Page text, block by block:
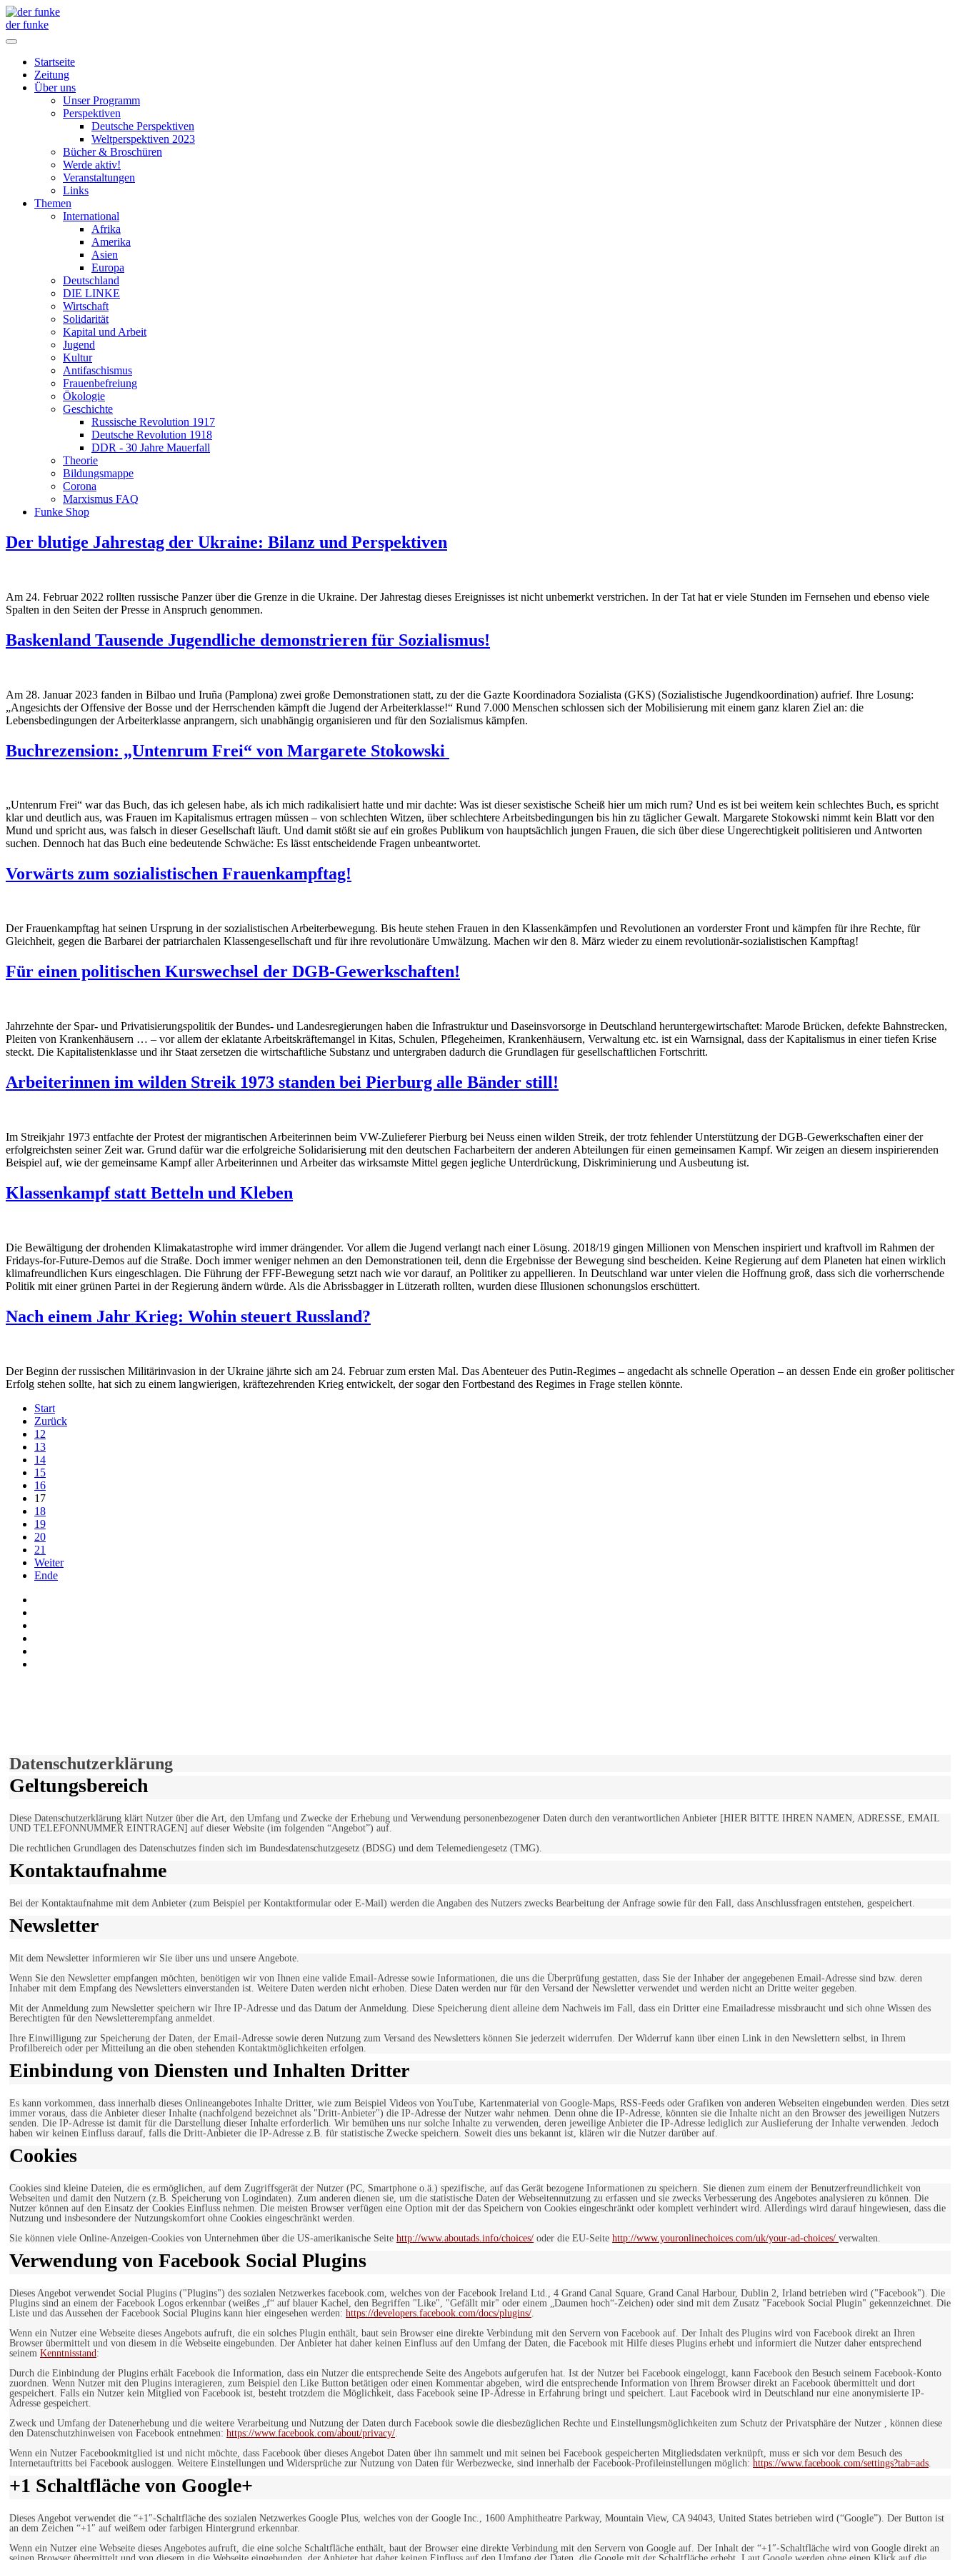
der funke
Startseite
Zeitung
Über uns
Unser Programm
Perspektiven
Deutsche Perspektiven
Weltperspektiven 2023
Bücher & Broschüren
Werde aktiv!
Veranstaltungen
Links
Themen
International
Afrika
Amerika
Asien
Europa
Deutschland
DIE LINKE
Wirtschaft
Solidarität
Kapital und Arbeit
Jugend
Kultur
Antifaschismus
Frauenbefreiung
Ökologie
Geschichte
Russische Revolution 1917
Deutsche Revolution 1918
DDR - 30 Jahre Mauerfall
Theorie
Bildungsmappe
Corona
Marxismus FAQ
Funke Shop
Der blutige Jahrestag der Ukraine: Bilanz und Perspektiven
Am 24. Februar 2022 rollten russische Panzer über die Grenze in die Ukraine. Der Jahrestag dieses Ereignisses ist nicht unbemerkt verstrichen. In der Tat hat er viele Stunden im Fernsehen und ebenso viele
Spalten in den Seiten der Presse in Anspruch genommen.
Baskenland Tausende Jugendliche demonstrieren für Sozialismus!
Am 28. Januar 2023 fanden in Bilbao und Iruña (Pamplona) zwei große Demonstrationen statt, zu der die Gazte Koordinadora Sozialista (GKS) (Sozialistische Jugendkoordination) aufrief. Ihre Losung:
„Angesichts der Offensive der Bosse und der Herrschenden kämpft die Jugend der Arbeiterklasse!“ Rund 7.000 Menschen schlossen sich der Mobilisierung mit einem ganz klaren Ziel an: die
Lebensbedingungen der Arbeiterklasse anprangern, sich unabhängig organisieren und für den Sozialismus kämpfen.
Buchrezension: „Untenrum Frei“ von Margarete Stokowski
„Untenrum Frei“ war das Buch, das ich gelesen habe, als ich mich radikalisiert hatte und mir dachte: Was ist dieser sexistische Scheiß hier um mich rum? Und es ist bei weitem kein schlechtes Buch, es spricht
klar und deutlich aus, was Frauen im Kapitalismus ertragen müssen – von schlechten Witzen, über schlechtere Arbeitsbedingungen bis hin zu täglicher Gewalt. Margarete Stokowski nimmt kein Blatt vor den
Mund und spricht aus, was falsch in dieser Gesellschaft läuft. Und damit stößt sie auf ein großes Publikum von hauptsächlich jungen Frauen, die sich über diese Ungerechtigkeit politisieren und Antworten
suchen. Dennoch hat das Buch eine bedeutende Schwäche: Es lässt entscheidende Fragen unbeantwortet.
Vorwärts zum sozialistischen Frauenkampftag!
Der Frauenkampftag hat seinen Ursprung in der sozialistischen Arbeiterbewegung. Bis heute stehen Frauen in den Klassenkämpfen und Revolutionen an vorderster Front und kämpfen für ihre Rechte, für
Gleichheit, gegen die Barbarei der patriarchalen Klassengesellschaft und für ihre revolutionäre Umwälzung. Machen wir den 8. März wieder zu einem revolutionär-sozialistischen Kampftag!
Für einen politischen Kurswechsel der DGB-Gewerkschaften!
Jahrzehnte der Spar- und Privatisierungspolitik der Bundes- und Landesregierungen haben die Infrastruktur und Daseinsvorsorge in Deutschland heruntergewirtschaftet: Marode Brücken, defekte Bahnstrecken,
Pleiten von Krankenhäusern … – vor allem der eklatante Arbeitskräftemangel in Kitas, Schulen, Pflegeheimen, Krankenhäusern, Verwaltung etc. ist ein Warnsignal, dass der Kapitalismus in einer tiefen Krise
steckt. Die Kapitalistenklasse und ihr Staat zersetzen die wirtschaftliche Substanz und untergraben dadurch die Grundlagen für gesellschaftlichen Fortschritt.
Arbeiterinnen im wilden Streik 1973 standen bei Pierburg alle Bänder still!
Im Streikjahr 1973 entfachte der Protest der migrantischen Arbeiterinnen beim VW-Zulieferer Pierburg bei Neuss einen wilden Streik, der trotz fehlender Unterstützung der DGB-Gewerkschaften einer der
erfolgreichsten seiner Zeit war. Grund dafür war die erfolgreiche Solidarisierung mit den deutschen Facharbeitern der anderen Abteilungen für einen gemeinsamen Kampf. Wir zeigen an diesem inspirierenden
Beispiel auf, wie der gemeinsame Kampf aller Arbeiterinnen und Arbeiter das wirksamste Mittel gegen jegliche Unterdrückung, Diskriminierung und Ausbeutung ist.
Klassenkampf statt Betteln und Kleben
Die Bewältigung der drohenden Klimakatastrophe wird immer drängender. Vor allem die Jugend verlangt nach einer Lösung. 2018/19 gingen Millionen von Menschen inspiriert und kraftvoll im Rahmen der
Fridays-for-Future-Demos auf die Straße. Doch immer weniger nehmen an den Demonstrationen teil, denn die Ergebnisse der Bewegung sind bescheiden. Keine Regierung auf dem Planeten hat einen wirklich
klimafreundlichen Kurs eingeschlagen. Die Führung der FFF-Bewegung setzt nach wie vor darauf, an Politiker zu appellieren. In Deutschland war unter vielen die Hoffnung groß, dass sich die vorherrschende
Politik mit einer grünen Partei in der Regierung ändern würde. Als die Abrissbagger in Lützerath rollten, wurden diese Illusionen schonungslos erschüttert.
Nach einem Jahr Krieg: Wohin steuert Russland?
Der Beginn der russischen Militärinvasion in der Ukraine jährte sich am 24. Februar zum ersten Mal. Das Abenteuer des Putin-Regimes – angedacht als schnelle Operation – an dessen Ende ein großer politischer
Erfolg stehen sollte, hat sich zu einem langwierigen, kräftezehrenden Krieg entwickelt, der sogar den Fortbestand des Regimes in Frage stellen könnte.
Start
Zurück
12
13
14
15
16
17
18
19
20
21
Weiter
Ende
Datenschutzerklärung
Geltungsbereich
Diese Datenschutzerklärung klärt Nutzer über die Art, den Umfang und Zwecke der Erhebung und Verwendung personenbezogener Daten durch den verantwortlichen Anbieter [HIER BITTE IHREN NAMEN, ADRESSE, EMAIL
UND TELEFONNUMMER EINTRAGEN] auf dieser Website (im folgenden “Angebot”) auf.
Die rechtlichen Grundlagen des Datenschutzes finden sich im Bundesdatenschutzgesetz (BDSG) und dem Telemediengesetz (TMG).
Kontaktaufnahme
Bei der Kontaktaufnahme mit dem Anbieter (zum Beispiel per Kontaktformular oder E-Mail) werden die Angaben des Nutzers zwecks Bearbeitung der Anfrage sowie für den Fall, dass Anschlussfragen entstehen, gespeichert.
Newsletter
Mit dem Newsletter informieren wir Sie über uns und unsere Angebote.
Wenn Sie den Newsletter empfangen möchten, benötigen wir von Ihnen eine valide Email-Adresse sowie Informationen, die uns die Überprüfung gestatten, dass Sie der Inhaber der angegebenen Email-Adresse sind bzw. deren
Inhaber mit dem Empfang des Newsletters einverstanden ist. Weitere Daten werden nicht erhoben. Diese Daten werden nur für den Versand der Newsletter verwendet und werden nicht an Dritte weiter gegeben.
Mit der Anmeldung zum Newsletter speichern wir Ihre IP-Adresse und das Datum der Anmeldung. Diese Speicherung dient alleine dem Nachweis im Fall, dass ein Dritter eine Emailadresse missbraucht und sich ohne Wissen des
Berechtigten für den Newsletterempfang anmeldet.
Ihre Einwilligung zur Speicherung der Daten, der Email-Adresse sowie deren Nutzung zum Versand des Newsletters können Sie jederzeit widerrufen. Der Widerruf kann über einen Link in den Newslettern selbst, in Ihrem
Profilbereich oder per Mitteilung an die oben stehenden Kontaktmöglichkeiten erfolgen.
Einbindung von Diensten und Inhalten Dritter
Es kann vorkommen, dass innerhalb dieses Onlineangebotes Inhalte Dritter, wie zum Beispiel Videos von YouTube, Kartenmaterial von Google-Maps, RSS-Feeds oder Grafiken von anderen Webseiten eingebunden werden. Dies setzt
immer voraus, dass die Anbieter dieser Inhalte (nachfolgend bezeichnet als "Dritt-Anbieter") die IP-Adresse der Nutzer wahr nehmen. Denn ohne die IP-Adresse, könnten sie die Inhalte nicht an den Browser des jeweiligen Nutzers
senden. Die IP-Adresse ist damit für die Darstellung dieser Inhalte erforderlich. Wir bemühen uns nur solche Inhalte zu verwenden, deren jeweilige Anbieter die IP-Adresse lediglich zur Auslieferung der Inhalte verwenden. Jedoch
haben wir keinen Einfluss darauf, falls die Dritt-Anbieter die IP-Adresse z.B. für statistische Zwecke speichern. Soweit dies uns bekannt ist, klären wir die Nutzer darüber auf.
Cookies
Cookies sind kleine Dateien, die es ermöglichen, auf dem Zugriffsgerät der Nutzer (PC, Smartphone o.ä.) spezifische, auf das Gerät bezogene Informationen zu speichern. Sie dienen zum einem der Benutzerfreundlichkeit von
Webseiten und damit den Nutzern (z.B. Speicherung von Logindaten). Zum anderen dienen sie, um die statistische Daten der Webseitennutzung zu erfassen und sie zwecks Verbesserung des Angebotes analysieren zu können. Die
Nutzer können auf den Einsatz der Cookies Einfluss nehmen. Die meisten Browser verfügen eine Option mit der das Speichern von Cookies eingeschränkt oder komplett verhindert wird. Allerdings wird darauf hingewiesen, dass die
Nutzung und insbesondere der Nutzungskomfort ohne Cookies eingeschränkt werden.
Sie können viele Online-Anzeigen-Cookies von Unternehmen über die US-amerikanische Seite http://www.aboutads.info/choices/ oder die EU-Seite http://www.youronlinechoices.com/uk/your-ad-choices/ verwalten.
Verwendung von Facebook Social Plugins
Dieses Angebot verwendet Social Plugins ("Plugins") des sozialen Netzwerkes facebook.com, welches von der Facebook Ireland Ltd., 4 Grand Canal Square, Grand Canal Harbour, Dublin 2, Irland betrieben wird ("Facebook"). Die
Plugins sind an einem der Facebook Logos erkennbar (weißes „f“ auf blauer Kachel, den Begriffen "Like", "Gefällt mir" oder einem „Daumen hoch“-Zeichen) oder sind mit dem Zusatz "Facebook Social Plugin" gekennzeichnet. Die
Liste und das Aussehen der Facebook Social Plugins kann hier eingesehen werden: https://developers.facebook.com/docs/plugins/.
Wenn ein Nutzer eine Webseite dieses Angebots aufruft, die ein solches Plugin enthält, baut sein Browser eine direkte Verbindung mit den Servern von Facebook auf. Der Inhalt des Plugins wird von Facebook direkt an Ihren
Browser übermittelt und von diesem in die Webseite eingebunden. Der Anbieter hat daher keinen Einfluss auf den Umfang der Daten, die Facebook mit Hilfe dieses Plugins erhebt und informiert die Nutzer daher entsprechend
seinem Kenntnisstand:
Durch die Einbindung der Plugins erhält Facebook die Information, dass ein Nutzer die entsprechende Seite des Angebots aufgerufen hat. Ist der Nutzer bei Facebook eingeloggt, kann Facebook den Besuch seinem Facebook-Konto
zuordnen. Wenn Nutzer mit den Plugins interagieren, zum Beispiel den Like Button betätigen oder einen Kommentar abgeben, wird die entsprechende Information von Ihrem Browser direkt an Facebook übermittelt und dort
gespeichert. Falls ein Nutzer kein Mitglied von Facebook ist, besteht trotzdem die Möglichkeit, dass Facebook seine IP-Adresse in Erfahrung bringt und speichert. Laut Facebook wird in Deutschland nur eine anonymisierte IP-
Adresse gespeichert.
Zweck und Umfang der Datenerhebung und die weitere Verarbeitung und Nutzung der Daten durch Facebook sowie die diesbezüglichen Rechte und Einstellungsmöglichkeiten zum Schutz der Privatsphäre der Nutzer , können diese
den Datenschutzhinweisen von Facebook entnehmen: https://www.facebook.com/about/privacy/.
Wenn ein Nutzer Facebookmitglied ist und nicht möchte, dass Facebook über dieses Angebot Daten über ihn sammelt und mit seinen bei Facebook gespeicherten Mitgliedsdaten verknüpft, muss er sich vor dem Besuch des
Internetauftritts bei Facebook ausloggen. Weitere Einstellungen und Widersprüche zur Nutzung von Daten für Werbezwecke, sind innerhalb der Facebook-Profileinstellungen möglich: https://www.facebook.com/settings?tab=ads.
+1 Schaltfläche von Google+
Dieses Angebot verwendet die “+1″-Schaltfläche des sozialen Netzwerkes Google Plus, welches von der Google Inc., 1600 Amphitheatre Parkway, Mountain View, CA 94043, United States betrieben wird (“Google”). Der Button ist
an dem Zeichen “+1″ auf weißem oder farbigen Hintergrund erkennbar.
Wenn ein Nutzer eine Webseite dieses Angebotes aufruft, die eine solche Schaltfläche enthält, baut der Browser eine direkte Verbindung mit den Servern von Google auf. Der Inhalt der “+1″-Schaltfläche wird von Google direkt an